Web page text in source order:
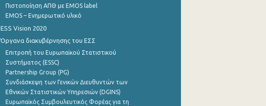
Πιστοποίηση ΑΠΘ με EMOS label
EMOS – Ενημερωτικό υλικό
ESS Vision 2020
Όργανα διακυβέρνησης του ΕΣΣ
Επιτροπή του Ευρωπαϊκού Στατιστικού
Συστήματος (ESSC)
Partnership Group (PG)
Συνδιάσκεψη των Γενικών Διευθυντών των
Εθνικών Στατιστικών Υπηρεσιών (DGINS)
Ευρωπαϊκός Συμβουλευτικός Φορέας για τη